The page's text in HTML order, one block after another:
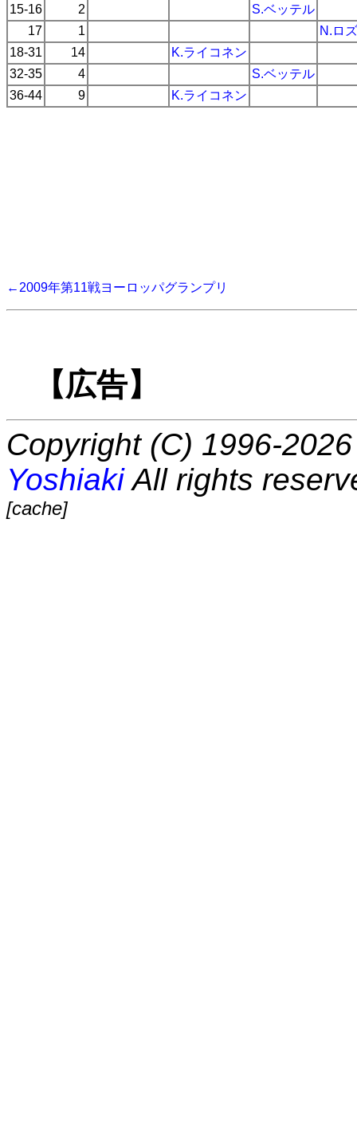
15-16 2
S.ベッテル
17
1
N.ロ
18-31
14
K.ライコネン
32-35
4
S.ベッテル
36-44
9 K.ライコネン
←2009年第11戦ヨーロッパグランプリ
【広告】
Copyright (C) 1996-
YoshiakiAll rights
[cache]